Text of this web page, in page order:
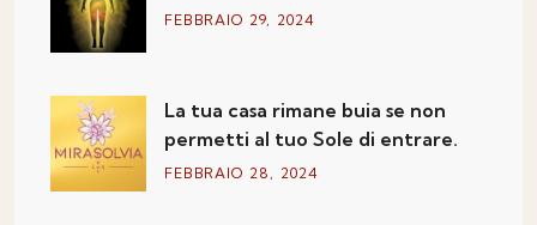
FEBBRAIO 29, 2024
La tua casa rimane buia se non
permetti al tuo Sole di entrare.
FEBBRAIO 28 , 2024